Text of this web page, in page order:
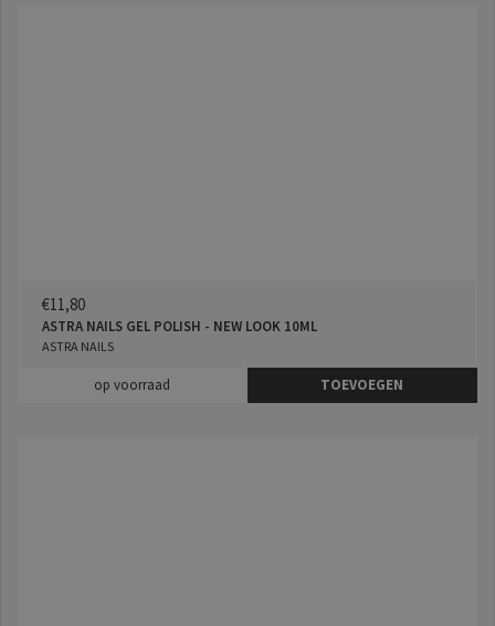
€11,80
ASTRA NAILS GEL POLISH - NEW LOOK 10ML
ASTRA NAILS
op voorraad TOEVOEGEN